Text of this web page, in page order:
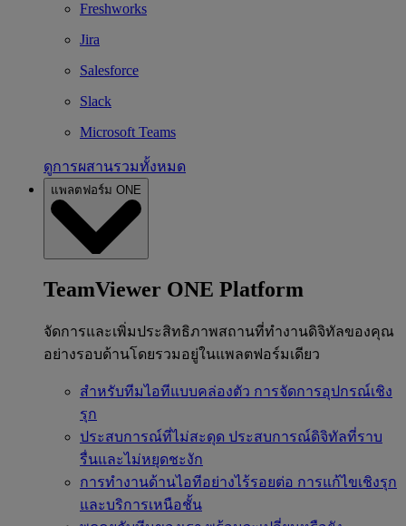
Freshworks
Jira
Salesforce
Slack
Microsoft Teams
ดูการผสานรวมทั้งหมด
แพลตฟอร์ม ONE
TeamViewer ONE Platform
จัดการและเพิ่มประสิทธิภาพสถานที่ทำงานดิจิทัลของคุณ
อย่างรอบด้านโดยรวมอยู่ในแพลตฟอร์มเดียว
สำหรับทีมไอทีแบบคล่องตัว การจัดการอุปกรณ์เชิง
รุก
ประสบการณ์ที่ไม่สะดุด ประสบการณ์ดิจิทัลที่ราบ
รื่นและไม่หยุดชะงัก
การทำงานด้านไอทีอย่างไร้รอยต่อ การแก้ไขเชิงรุก
และบริการเหนือชั้น